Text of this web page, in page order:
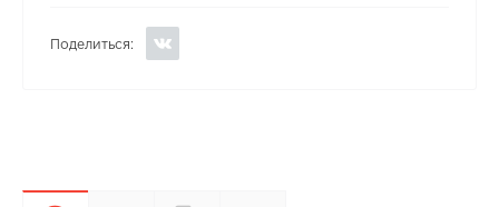
Поделиться: